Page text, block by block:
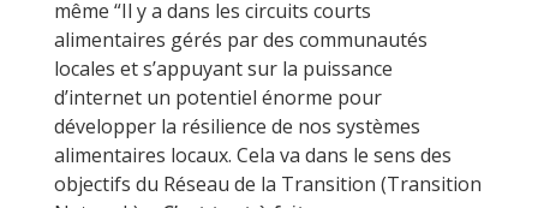
même “Il y a dans les circuits courts
alimentaires gérés par des communautés
locales et s’appuyant sur la puissance
d’internet un potentiel énorme pour
développer la résilience de nos systèmes
alimentaires locaux. Cela va dans le sens des
objectifs du Réseau de la Transition (Transition